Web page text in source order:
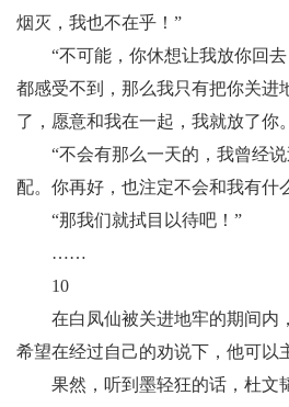
烟灭，我也不在乎！”
“不可能，你休想让我放你回去
都感受不到，那么我只有把你关进
了，愿意和我在一起，我就放了你
“不会有那么一天的，我曾经说
配。你再好，也注定不会和我有什
“那我们就拭目以待吧！”
……
10
在白凤仙被关进地牢的期间内，
希望在经过自己的劝说下，他可以
果然，听到墨轻狂的话，杜文